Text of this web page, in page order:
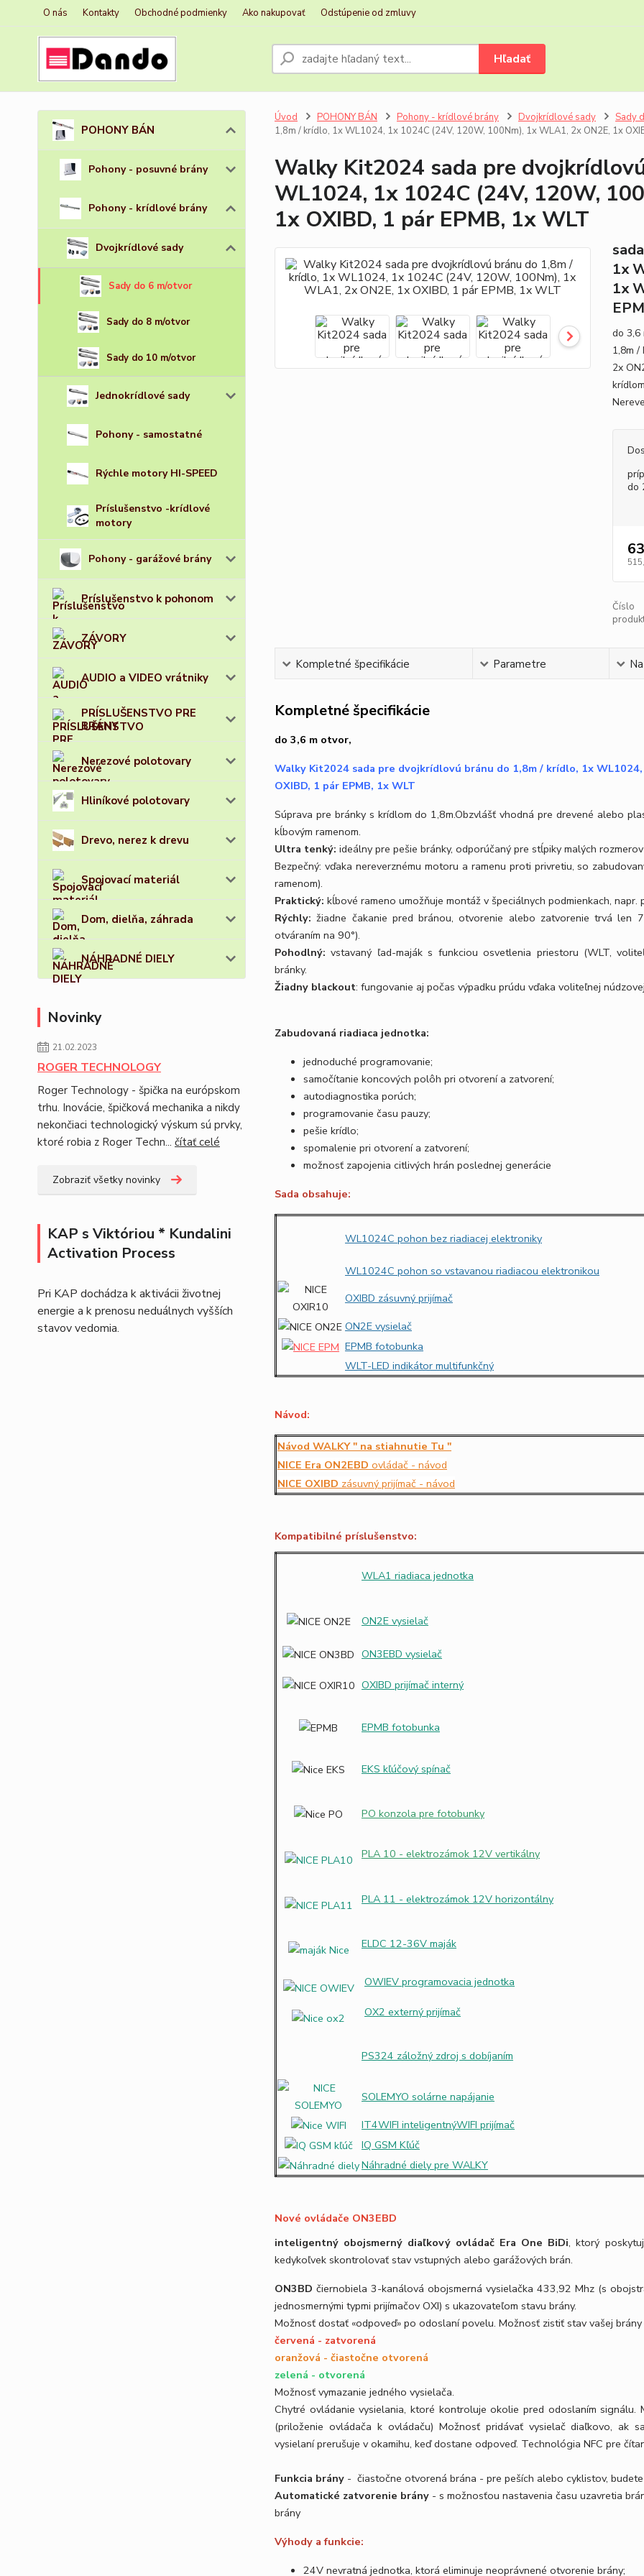
O nás Kontakty Obchodné podmienky Ako nakupovať Odstúpenie od zmluvy
Hľadať
POHONY BÁN
Pohony - posuvné brány
Pohony - krídlové brány
Dvojkrídlové sady
Sady do 6 m/otvor
Sady do 8 m/otvor
Sady do 10 m/otvor
Jednokrídlové sady
Pohony - samostatné
Rýchle motory HI-SPEED
Príslušenstvo -krídlové
motory
Pohony - garážové brány
Príslušenstvo k pohonom
ZÁVORY
AUDIO a VIDEO vrátniky
PRÍSLUŠENSTVO PRE
BRÁNY
Nerezové polotovary
Hliníkové polotovary
Drevo, nerez k drevu
Spojovací materiál
Dom, dielňa, záhrada
NÁHRADNÉ DIELY
Novinky
21.02.2023
ROGER TECHNOLOGY
Roger Technology - špička na európskom
trhu. Inovácie, špičková mechanika a nikdy
nekončiaci technologický výskum sú prvky,
ktoré robia z Roger Techn... čítať celé
Zobraziť všetky novinky
KAP s Viktóriou * Kundalini
Activation Process
Pri KAP dochádza k aktivácii životnej
energie a k prenosu neduálnych vyšších
stavov vedomia.
Úvod POHONY BÁN Pohony - krídlové brány Dvojkrídlové sady Sady
1,8m / krídlo, 1x WL1024, 1x 1024C (24V, 120W, 100Nm), 1x WLA1, 2x ON2E, 1x
Walky Kit2024 sada pre
WL1024, 1x 1024C (24V, 120W,
1x OXIBD, 1 pár EPMB, 1x WLT
1x
1x
do
1,8m /
2x
do
Číslo
Kompletné špecifikácie Parametre
Kompletné špecifikácie
do 3,6 m otvor,
Walky Kit2024 sada pre dvojkrídlovú bránu do 1,8m / krídlo, 1x
OXIBD, 1 pár EPMB, 1x WLT
Súprava pre bránky s krídlom do 1,8m.Obzvlášť vhodná pre drevené alebo
kĺbovým ramenom.
Ultra tenký: ideálny pre pešie bránky, odporúčaný pre stĺpiky malých
Bezpečný: vďaka nereverznému motoru a ramenu proti privretiu, so
ramenom).
Praktický: kĺbové rameno umožňuje montáž v špeciálnych podmienkach,
Rýchly:žiadne čakanie pred bránou, otvorenie alebo zatvorenie trvá len
otváraním na 90°).
Pohodlný: vstavaný ľad-maják s funkciou osvetlenia priestoru (WLT,
bránky.
Žiadny blackout: fungovanie aj počas výpadku prúdu vďaka voliteľnej
Zabudovaná riadiaca jednotka:
jednoduché programovanie;
samočítanie koncových polôh pri otvorení a zatvorení;
autodiagnostika porúch;
programovanie času pauzy;
pešie krídlo;
spomalenie pri otvorení a zatvorení;
možnosť zapojenia citlivých hrán poslednej generácie
Sada obsahuje:
WL1024C pohon bez riadiacej elektroniky
WL1024C pohon so vstavanou riadiacou elektronikou
OXIBD zásuvný prijímač
ON2E vysielač
EPMB fotobunka
WLT-LED indikátormultifunkčný
Návod:
Návod WALKY " na stiahnutie Tu "
NICE Era ON2EBD ovládač - návod
NICE OXIBD zásuvný prijímač - návod
Kompatibilné príslušenstvo:
WLA1 riadiaca jednotka
ON2E vysielač
ON3EBD vysielač
OXIBD prijímač interný
EPMB fotobunka
EKS kľúčový spínač
PO konzola pre fotobunky
PLA 10 - elektrozámok 12V vertikálny
PLA 11 - elektrozámok 12V horizontálny
ELDC 12-36V maják
OWIEV programovacia jednotka
OX2 externý prijímač
PS324 záložný zdroj s dobíjaním
SOLEMYO solárne napájanie
IT4WIFI inteligentnýWIFI prijímač
IQ GSM Kľúč
Náhradné diely pre WALKY
Nové ovládače ON3EBD
inteligentný obojsmerný diaľkový ovládač Era One BiDi, ktorý
kedykoľvek skontrolovať stav vstupných alebo garážových brán.
ON3BD čiernobiela 3-kanálová obojsmerná vysielačka 433,92 Mhz (s
jednosmernými typmi prijímačov OXI) s ukazovateľom stavu brány.
Možnosť dostať «odpoveď» po odoslaní povelu. Možnosť zistiť stav vašej
červená - zatvorená
oranžová - čiastočne otvorená
zelená - otvorená
Možnosť vymazanie jedného vysielača.
Chytré ovládanie vysielania, ktoré kontroluje okolie pred odoslaním
(priloženie ovládača k ovládaču) Možnosť pridávať vysielač diaľkovo, ak
vysielaní prerušuje v okamihu, keď dostane odpoveď. Technológia NFC pre
Funkcia brány - čiastočne otvorená brána - pre peších alebo cyklistov,
Automatické zatvorenie brány- s možnosťou nastavenia času uzavretia
brány
Výhody a funkcie:
24V nevratná jednotka, ktorá eliminuje neoprávnené otvorenie brány;